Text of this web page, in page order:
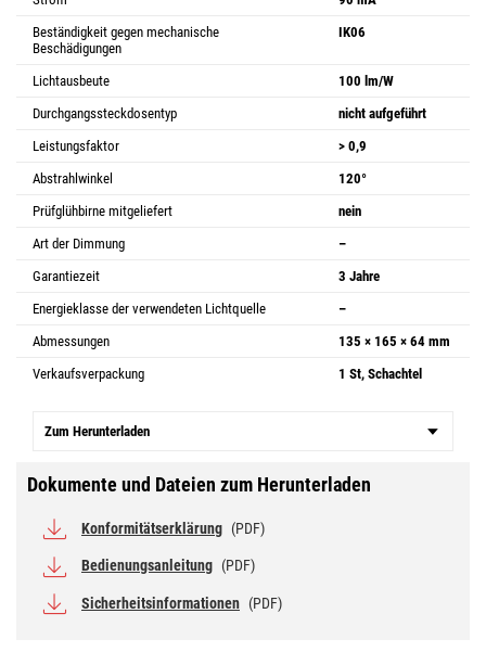
Beständigkeit gegen mechanische
Beschädigungen
IK06
Lichtausbeute
100 lm/W
Durchgangssteckdosentyp
nicht aufgeführt
Leistungsfaktor
> 0,9
Abstrahlwinkel
120°
Prüfglühbirne mitgeliefert
nein
Art der Dimmung
–
Garantiezeit
3 Jahre
Energieklasse der verwendeten Lichtquelle
–
Abmessungen
135 × 165 × 64 mm
Verkaufsverpackung
1 St, Schachtel
Zum Herunterladen
Dokumente und Dateien zum Herunterladen
Konformitätserklärung (PDF)
Bedienungsanleitung (PDF)
Sicherheitsinformationen (PDF)